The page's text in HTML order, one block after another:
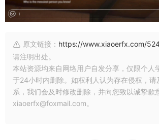
原文链接： https://www.xiaoerfx.com/
请注明出处。
本站资源均来自网络用户自发分享，仅限个人
于24小时内删除。如权利人认为存在侵权，请
系，我们会及时修改删除，并向您致以诚挚歉
xiaoerfx@foxmail.com。